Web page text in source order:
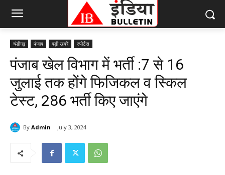
चंडीगढ़ पंजाब बड़ी खबरें स्पोर्टस
पंजाब खेल विभाग में भर्ती :7 से 16
जुलाई तक होंगे फिजिकल व स्किल
टेस्ट, 286 भर्ती किए जाएंगे
By Admin July 3, 2024